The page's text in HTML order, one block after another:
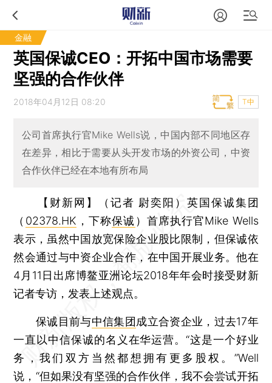
金融
英国保诚CEO：开拓中国市场需要
坚强的合作伙伴
2018年04月12日 08:20 T中
公司首席执行官Mike Wells说，中国内部不同地区存
在差异，相比于需要从头开发市场的外资公司，中资
合作伙伴已经在本地有所布局
【财新网】（记者 尉奕阳）英国保诚集团
（ 02378.HK ，下称保诚 ）首席执行官Mike Wells
表示，虽然中国放宽保险企业股比限制，但保诚依
然会通过与中资企业合作，在中国开展业务。他在
4月11日出席博鳌亚洲论坛2018年年会时接受财新
记者专访，发表上述观点。
保诚目前与中信集团 成立合资企业，过去17年
一直以中信保诚的名义在华运营。“这是一个好业
务，我们双方当然都想拥有更多股权。”Well
说，“但如果没有坚强的合作伙伴，我不会尝试开拓